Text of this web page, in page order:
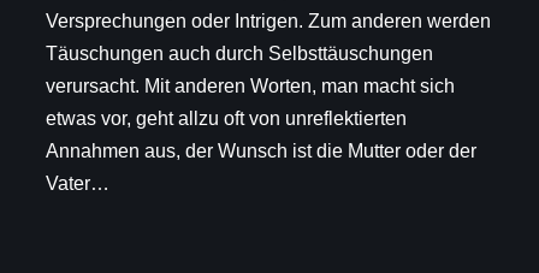
Versprechungen oder Intrigen. Zum anderen werden
Täuschungen auch durch Selbsttäuschungen
verursacht. Mit anderen Worten, man macht sich
etwas vor, geht allzu oft von unreflektierten
Annahmen aus, der Wunsch ist die Mutter oder der
Vater…